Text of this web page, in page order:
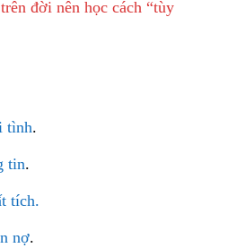
đời nên học cách “tùy
tình.
tin.
tích.
nợ.